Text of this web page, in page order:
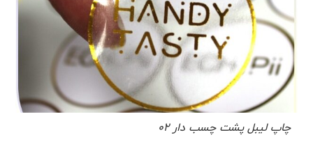
چاپ لیبل پشت چسب دار 02